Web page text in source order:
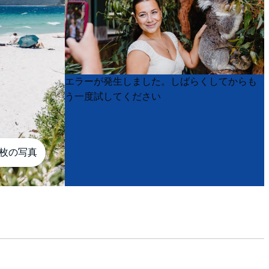
の写真
Product
List
Product
List
エラーが発生しました。しばらくしてからも
う一度試してください